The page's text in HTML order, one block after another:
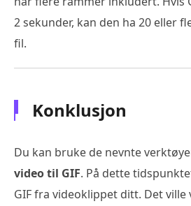
2 sekunder, kan den ha 20 eller
fil.
Konklusjon
Du kan bruke de nevnte
video til GIF. På dette
GIF fra videoklippet ditt. Det